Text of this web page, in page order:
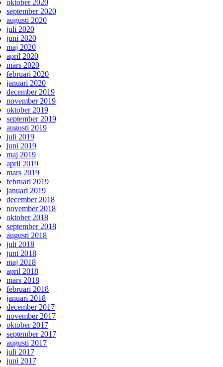
oktober 2020
september 2020
augusti 2020
juli 2020
juni 2020
maj 2020
april 2020
mars 2020
februari 2020
januari 2020
december 2019
november 2019
oktober 2019
september 2019
augusti 2019
juli 2019
juni 2019
maj 2019
april 2019
mars 2019
februari 2019
januari 2019
december 2018
november 2018
oktober 2018
september 2018
augusti 2018
juli 2018
juni 2018
maj 2018
april 2018
mars 2018
februari 2018
januari 2018
december 2017
november 2017
oktober 2017
september 2017
augusti 2017
juli 2017
juni 2017